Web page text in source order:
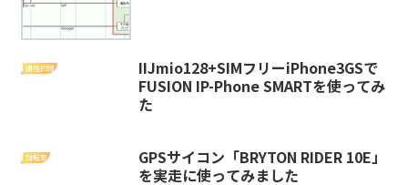
通信回線
IIJmio128+SIMフリーiPhone3GSで
FUSION IP-Phone SMARTを使ってみ
た
自転車
GPSサイコン「BRYTON RIDER 10E」
を実走に使ってみました